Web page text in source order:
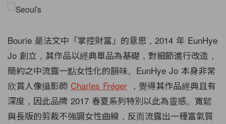
Bourie 是法文中「掌控財富」的意思，2014 年 EunHye
Jo 創立，其作品以經典單品為基礎，對細節進行改造，
簡約之中流露一點女性化的韻味。EunHye Jo 本身非常
欣賞人像攝影師 Charles Fréger ，覺得其作品經典且有
深度，因此品牌 2017 春夏系列特別以此為靈感。寬鬆
與長版的剪裁不強調女性曲線，反而流露出一種富氣質